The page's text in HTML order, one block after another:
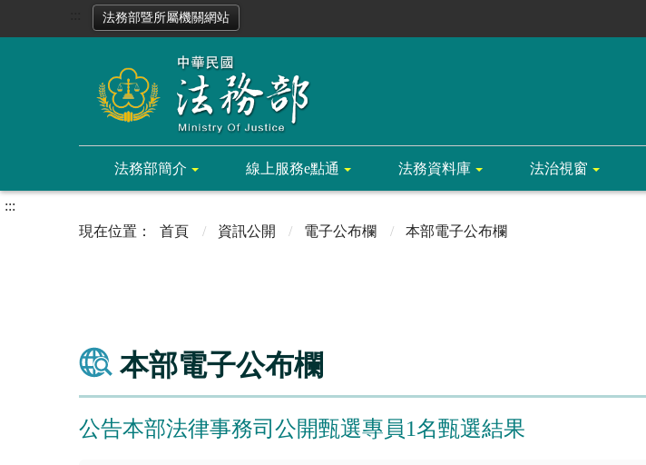
法務部暨所屬機關網站
法務部簡介 線上服務e點通 法務資料庫 法治視窗
:::
首頁
資訊公開 電子公布欄 本部電子公布欄
本部電子公布欄
公告本部法律事務司公開甄選專員1名甄選結果